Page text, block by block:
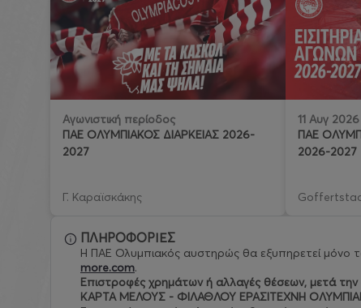
Αγωνιστική περίοδος
ΠΑΕ ΟΛΥΜΠΙΑΚΟΣ ΔΙΑΡΚΕΙΑΣ 2026-
2027
Γ. Καραϊσκάκης
11 Αυγ 2026
ΠΑΕ
2026-2027
ΠΛΗΡΟΦΟΡΙΕΣ
Η ΠΑΕ Ολυμπιακός αυστηρώς θα εξυπηρετεί μόνο
more.com.
Eπιστροφές χρημάτων ή αλλαγές θέσεων, μετά
ΚΑΡΤΑ ΜΕΛΟΥΣ - ΦΙΛΑΘΛΟΥ ΕΡΑΣΙΤΕΧΝΗ